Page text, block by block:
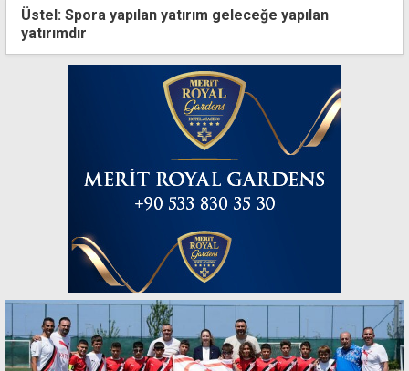
Üstel: Spora yapılan yatırım geleceğe yapılan
yatırımdır